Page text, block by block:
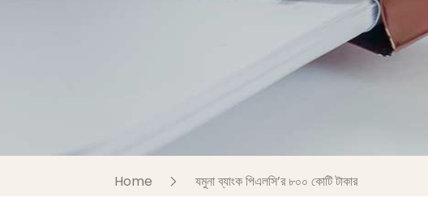
Home যমুনা ব্যাংক পিএলসি’র ৮০০ কোটি টাকার